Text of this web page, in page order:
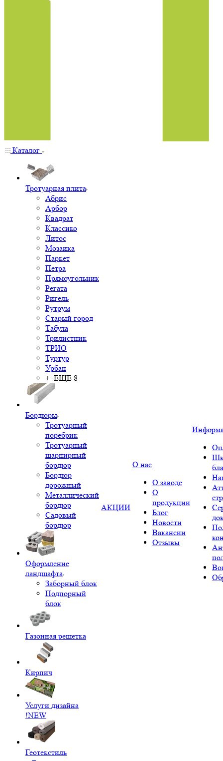
Каталог
Тротуарная плита
Абрис
Арбор
Квадрат
Классико
Литос
Мозаика
Паркет
Петра
Прямоугольник
Регата
Ригель
Рутрум
Старый город
Табула
Трилистник
ТРИО
Туртур
Урбан
+ ЕЩЕ 8
Бордюры
Тротуарный
поребрик
Тротуарный
шарнирный
бордюр
Бордюр
дорожный
Металлический
бордюр
Садовый
бордюр
Оформление
ландшафта
Заборный блок
Подпорный
блок
Газонная решетка
Кирпич
Услуги дизайна
!NEW
Геотекстиль
АКЦИИ
О нас
О заводе
О
продукции
Блог
Новости
Вакансии
Отзывы